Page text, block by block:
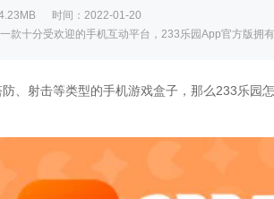
时间：2022-01-20
、射击等类型的手机游戏盒子，那么233乐园